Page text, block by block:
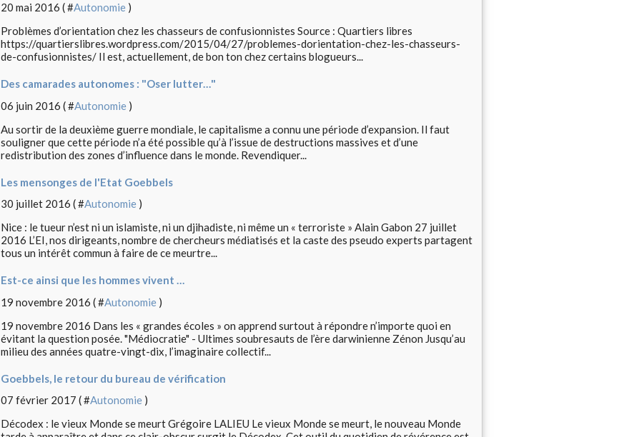
20 mai 2016 ( #Autonomie )
Problèmes d’orientation chez les chasseurs de confusionnistes Source : Quartiers libres
https://quartierslibres.wordpress.com/2015/04/27/problemes-dorientation-chez-les-chasseurs-
de-confusionnistes/ Il est, actuellement, de bon ton chez certains blogueurs...
Des camarades autonomes : "Oser lutter…"
06 juin 2016 ( #Autonomie )
Au sortir de la deuxième guerre mondiale, le capitalisme a connu une période d’expansion. Il faut
souligner que cette période n’a été possible qu’à l’issue de destructions massives et d’une
redistribution des zones d’influence dans le monde. Revendiquer...
Les mensonges de l'Etat Goebbels
30 juillet 2016 ( #Autonomie )
Nice : le tueur n’est ni un islamiste, ni un djihadiste, ni même un « terroriste » Alain Gabon 27 juillet
2016 L’EI, nos dirigeants, nombre de chercheurs médiatisés et la caste des pseudo experts partagent
tous un intérêt commun à faire de ce meurtre...
Est-ce ainsi que les hommes vivent …
19 novembre 2016 ( #Autonomie )
19 novembre 2016 Dans les « grandes écoles » on apprend surtout à répondre n’importe quoi en
évitant la question posée. "Médiocratie" - Ultimes soubresauts de l’ère darwinienne Zénon Jusqu’au
milieu des années quatre-vingt-dix, l’imaginaire collectif...
Goebbels, le retour du bureau de vérification
07 février 2017 ( #Autonomie )
Décodex : le vieux Monde se meurt Grégoire LALIEU Le vieux Monde se meurt, le nouveau Monde